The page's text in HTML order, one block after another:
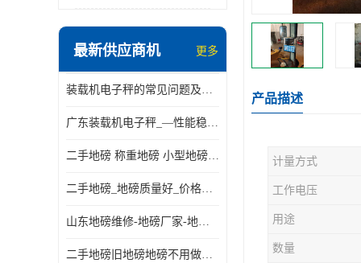
最新供应商机 更多
装载机电子秤的常见问题及解决方法介绍
广东装载机电子秤_—性能稳定—操作简单—品质可靠
二手地磅 称重地磅 小型地磅 一百吨地磅
二手地磅_地磅质量好_价格便宜这里找【地磅行家】
山东地磅维修-地磅厂家-地磅价格-二手地磅
二手地磅旧地磅地磅不用做地基
产品描述
计量方式
工作电压
用途
数量